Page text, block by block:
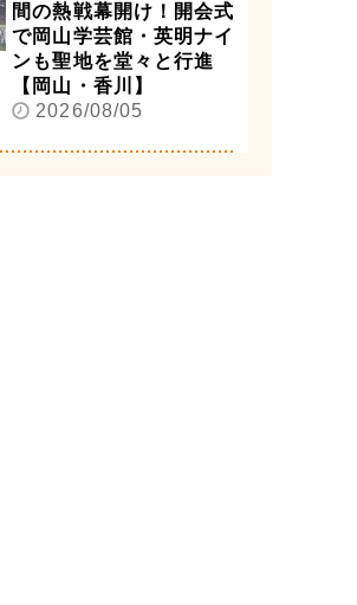
間の熱戦幕開け！開会式
で岡山学芸館・英明ナイ
ンも聖地を堂々と行進
【岡山・香川】
2026/08/05